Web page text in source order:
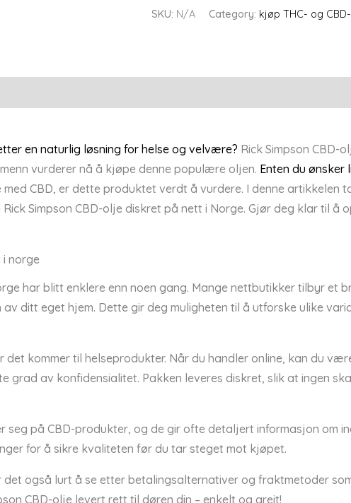
Simpson
SKU: N/A Category: kjøp THC- og
en naturlig løsning for helse og velvære? Rick Simpson CBD-
vurderer nå å kjøpe denne populære oljen. Enten du ønsker
CBD, er dette produktet verdt å vurdere. I denne artikkelen
Simpson CBD-olje diskret på nett i Norge. Gjør deg klar til å
i norge
har blitt enklere enn noen gang. Mange nettbutikker tilbyr et
ditt eget hjem. Dette gir deg muligheten til å utforske ulike
kommer til helseprodukter. Når du handler online, kan du
grad av konfidensialitet. Pakken leveres diskret, slik at ingen
seg på CBD-produkter, og de gir ofte detaljert informasjon om
for å sikre kvaliteten før du tar steget mot kjøpet.
også lurt å se etter betalingsalternativer og fraktmetoder
CBD-olje levert rett til døren din – enkelt og greit!